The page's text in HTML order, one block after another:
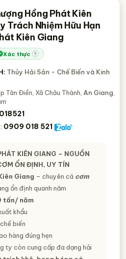
Hồng Phát Kiên
Trách Nhiệm Hữu Hạn
Kiên Giang
Xác thực ?
Thủy Hải Sản - Chế Biến và Kinh
Tân Điền, Xã Châu Thành, An Giang
0909 018 521
KIÊN GIANG – NGUỒN
ỔN ĐỊNH, UY TÍN
Giang – chuyên cá cơm
ổn định quanh năm
tấn/ năm
khẩu
biến
hàng đúng hẹn
ty còn cung cấp đa dạng hải